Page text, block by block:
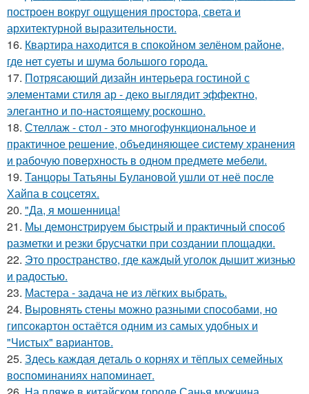
построен вокруг ощущения простора, света и
архитектурной выразительности.
16. Квартира находится в спокойном зелёном районе,
где нет суеты и шума большого города.
17. Потрясающий дизайн интерьера гостиной с
элементами стиля ар - деко выглядит эффектно,
элегантно и по-настоящему роскошно.
18. Стеллаж - стол - это многофункциональное и
практичное решение, объединяющее систему хранения
и рабочую поверхность в одном предмете мебели.
19. Танцоры Татьяны Булановой ушли от неё после
Хайпа в соцсетях.
20. "Да, я мошенница!
21. Мы демонстрируем быстрый и практичный способ
разметки и резки брусчатки при создании площадки.
22. Это пространство, где каждый уголок дышит жизнью
и радостью.
23. Мастера - задача не из лёгких выбрать.
24. Выровнять стены можно разными способами, но
гипсокартон остаётся одним из самых удобных и
"Чистых" вариантов.
25. Здесь каждая деталь о корнях и тёплых семейных
воспоминаниях напоминает.